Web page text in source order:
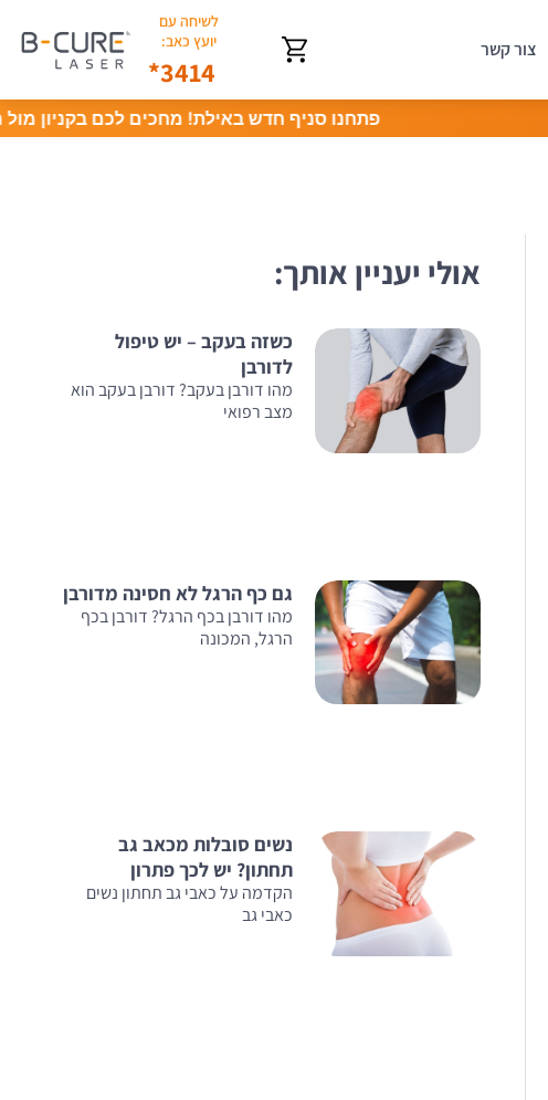
צור קשר
לשיחה עם
יועץ כאב:
3414*
פתחנו סניף חדש באילת! מחכים לכם בקניון מול הים,
אולי יעניין אותך:
כשזה בעקב – יש טיפול
לדורבן
מהו דורבן בעקב? דורבן בעקב הוא
מצב רפואי
גם כף הרגל לא חסינה מדורבן
מהו דורבן בכף הרגל? דורבן בכף
הרגל, המכונה
נשים סובלות מכאב גב
תחתון? יש לכך פתרון
הקדמה על כאבי גב תחתון נשים
כאבי גב